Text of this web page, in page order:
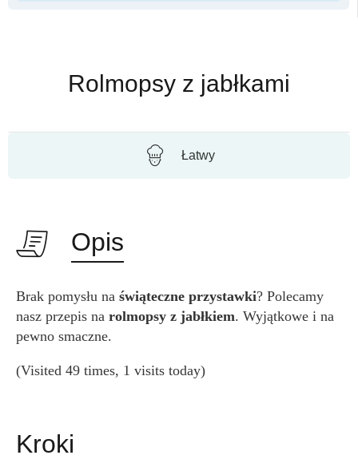
Rolmopsy z jabłkami
Łatwy
Opis
Brak pomysłu na świąteczne przystawki? Polecamy
nasz przepis na rolmopsy z jabłkiem. Wyjątkowe i na
pewno smaczne.
(Visited 49 times, 1 visits today)
Kroki